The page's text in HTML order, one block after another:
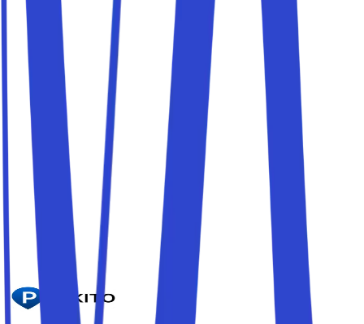
Parkito in Via Castagneto 36
Details
Parkito in Via Castagneto 36/A 36
Details
Parkito in Via Castagneto 11
Details
Parkito in Via Castagneto 21
Details